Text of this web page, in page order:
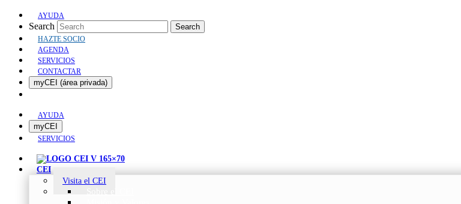
AYUDA
Search Search
HAZTE SOCIO
AGENDA
SERVICIOS
CONTACTAR
myCEI (área privada)
AYUDA
myCEI
SERVICIOS
CEI
Visita el CEI